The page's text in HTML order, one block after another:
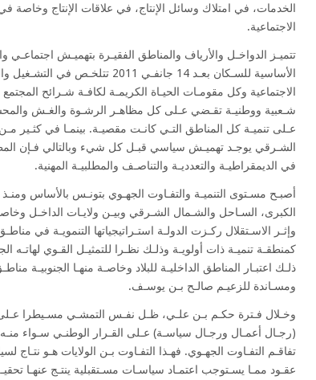
الخدمات، في امتلاك وسائل الإنتاج، في علاقات الإنتاج وخاصة في
الاجتماعية.
تتميـز الدواخـل والأرياف والمناطق الفقيـرة بتهميـش
الأساسية للسـكان بعـد 14 جانفـي
الاجتماعية وكل مقومـات الحيـاة الكريمـة لكافـة شـرائح المجتمع
شـعبية ووطنيـة تقـضي عـلى كل مظاهـر الرشـوة والغـش
عـلى تنميـة كل المناطق التـي كانـت مقصيـة. بينمـا في كثـير
في الديمقراطيـة والتعدديـة والتناصـف والمطلبيـة المهنية.
أصبـح مسـتوى التنميـة والتفـاوت الجهـوي بتونـس بالأساس ومنـذ
الكبرى، السـاحل والشـمال الشـرقي وبيـن ولايـات الداخـل
وإثـر الاسـتقلال ركـزت الدولـة استـراتيجياتها التنمويـة في
كمنطقـة تنميـة ذات أولويـة وذلـك نظـرا للتمثيـل القـوي
ذلـك اعتبـار المناطق الداخليـة للبلاد وخاصـة منهـا الجنوبيـة
ومسـاندة للزعيـم صالـح بـن يوسـف.
وخـلال فـترة حكـم بـن علـي، ظـل نفـس التمشـي مسـيطرا
(رجـال أعمـال ورجـال سياسـة) عـلى القـرار الوطنـي سـواء منـه
تفاقـم التفـاوت الجهـوي. فهـذا التفـاوت بـن الولايات هـو نتـاج
عقـود ممـا يسـتوجب اعتمـاد سياسـات مسـتقبلية ينتـج عنهـا